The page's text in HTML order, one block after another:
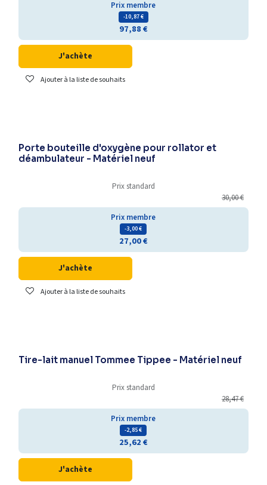
Prix membre
- 10,87€
97,88€
J'achète
Ajouter à la liste de souhaits
Porte bouteille d'oxygène pour rollator et
déambulateur - Matériel neuf
Prix standard
30,00€
Prix membre
- 3,00€
27,00€
J'achète
Ajouter à la liste de souhaits
Tire-lait manuel Tommee Tippee - Matériel neuf
Prix standard
28,47€
Prix membre
- 2,85€
25,62€
J'achète